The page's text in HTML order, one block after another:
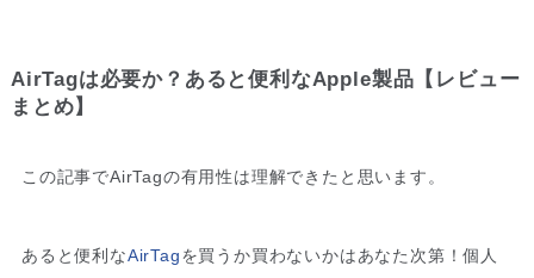
AirTagは必要か？あると便利なApple製品【レビュー
まとめ】
この記事でAirTagの有用性は理解できたと思います。
あると便利なAirTagを買うか買わないかはあなた次第！個人